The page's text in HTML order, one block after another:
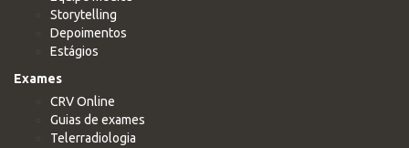
Storytelling
Depoimentos
Estágios
Exames
CRV Online
Guias de exames
Telerradiologia